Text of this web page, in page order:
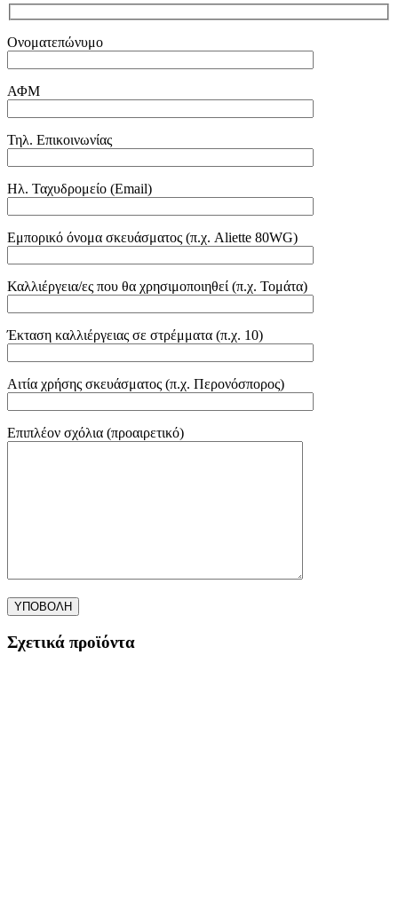
Ονοματεπώνυμο
ΑΦΜ
Τηλ. Επικοινωνίας
Ηλ. Ταχυδρομείο (Email)
Εμπορικό όνομα σκευάσματος (π.χ. Aliette 80WG)
Καλλιέργεια/ες που θα χρησιμοποιηθεί (π.χ. Τομάτα)
Έκταση καλλιέργειας σε στρέμματα (π.χ. 10)
Αιτία χρήσης σκευάσματος (π.χ. Περονόσπορος)
Επιπλέον σχόλια (προαιρετικό)
Σχετικά προϊόντα